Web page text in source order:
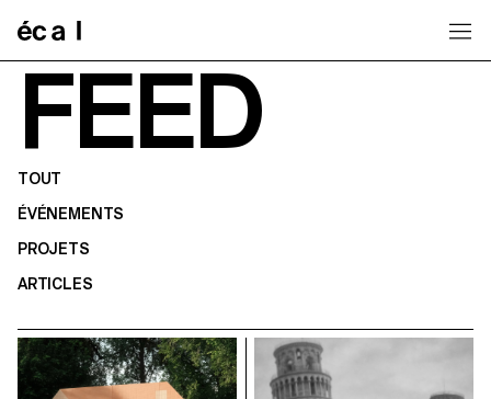
FEED
TOUT
ÉVÉNEMENTS
PROJETS
ARTICLES